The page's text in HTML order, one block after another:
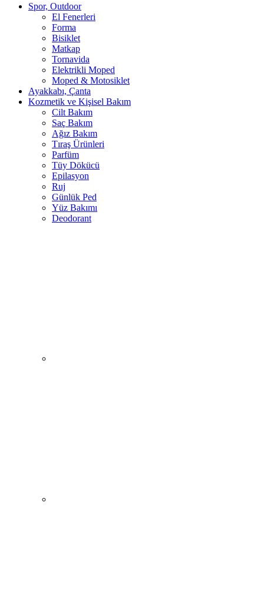
Spor, Outdoor
El Fenerleri
Forma
Bisiklet
Matkap
Tornavida
Elektrikli Moped
Moped & Motosiklet
Ayakkabı, Çanta
Kozmetik ve Kişisel Bakım
Cilt Bakım
Saç Bakım
Ağız Bakım
Tıraş Ürünleri
Parfüm
Tüy Dökücü
Epilasyon
Ruj
Günlük Ped
Yüz Bakımı
Deodorant